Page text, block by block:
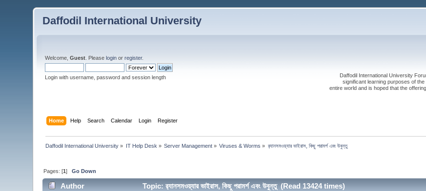
Daffodil International University
Welcome,Guest . Pleaselogin orregister.
Login with username, password and session length
Daffodil International University
significant learning purposes of
entire world and is hoped that the
Home Help Search Calendar Login Register
Daffodil International University » IT Help Desk » Server Management » Viruses & Worms » র‍্যানসমওয়্যার ভাইরাস, কিছু পরামর্শ এবং উবুন্তু
Pages: [1]Go Down
Author Topic: র‍্যানসমওয়্যার ভাইরাস, কিছু পরামর্শ এবং উবুন্তু (Read 13424 times)